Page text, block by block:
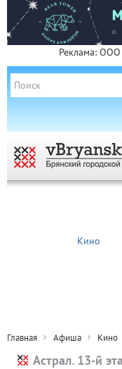
Реклама:
Кино
Главная Афиша Кино
Астрал. 13-й